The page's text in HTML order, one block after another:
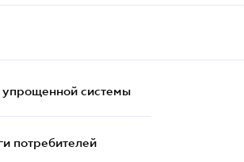
упрощенной системы
потребителей